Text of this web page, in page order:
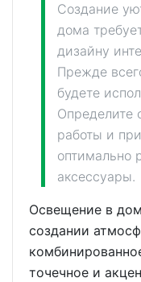
Создание
дома
дизайну
Прежде
будете
Определите
работы и
оптимально
аксессуары.
Освещение в
создании
точечное и